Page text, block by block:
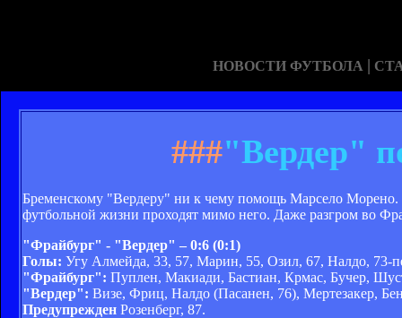
НОВОСТИ ФУТБОЛА |
###"Вердер"
Бременскому "Вердеру" ни к чему помощь Марсело Морено.
футбольной жизни проходят мимо него. Даже разгром во
"Фрайбург" - "Вердер" – 0:6 (0:1)
Голы: Угу Алмейда, 33, 57, Марин, 55, Озил, 67, Налдо, 73-
"Фрайбург": Пуплен, Макиади, Бастиан, Крмас, Бучер,
"Вердер": Визе, Фриц, Налдо (Пасанен, 76), Мертезакер,
Предупрежден Розенберг, 87.